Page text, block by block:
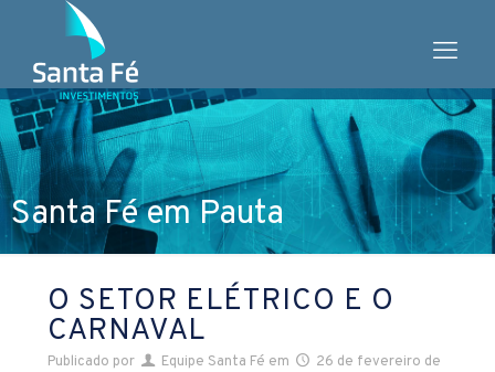
Santa Fé em Pauta
O SETOR ELÉTRICO E O
CARNAVAL
Publicado por Equipe Santa Fé em
26 de fevereiro de